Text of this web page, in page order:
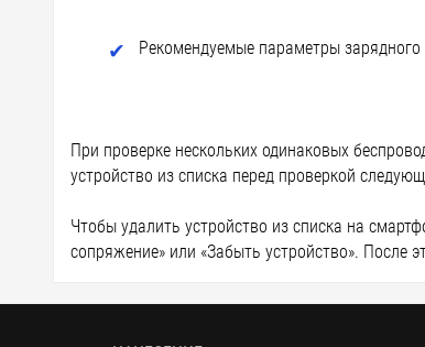
Рекомендуемые параметры
При проверке нескольких одинаковых
устройство из списка перед проверкой
Чтобы удалить устройство из списка на
сопряжение» или «Забыть устройство».